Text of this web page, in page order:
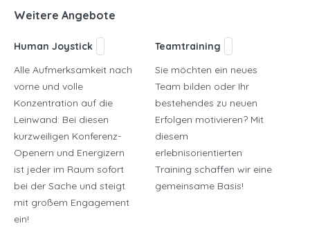
Weitere Angebote
Human Joystick
Alle Aufmerksamkeit nach
vorne und volle
Konzentration auf die
Leinwand: Bei diesen
kurzweiligen Konferenz-
Openern und Energizern
ist jeder im Raum sofort
bei der Sache und steigt
mit großem Engagement
ein!
Teamtraining
Sie möchten ein neues
Team bilden oder Ihr
bestehendes zu neuen
Erfolgen motivieren? Mit
diesem
erlebnisorientierten
Training schaffen wir eine
gemeinsame Basis!